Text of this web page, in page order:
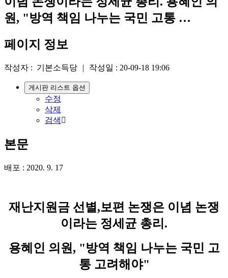
원, "방역 책임 나누는 국민 고통 …
페이지 정보
작성자 : 기본소득당 | 작성일 : 20-09-18 19:06
게시판 리스트 옵션
수정
삭제
검색
본문
배포 : 2020. 9. 17
재난지원금 선별,보편 논쟁은 이념 논쟁
이라는 정세균 총리.
용혜인 의원, "방역 책임 나누는 국민 고
통 고려해야"